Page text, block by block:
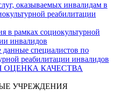
оказываемых инвалидам в
реабилитации
в рамках социокультурной
инвалидов
данные специалистов по
реабилитации инвалидов
КАЧЕСТВА
УЧРЕЖДЕНИЯ